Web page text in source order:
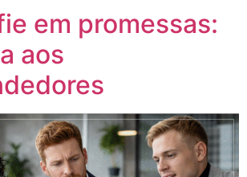
em promessas:
aos